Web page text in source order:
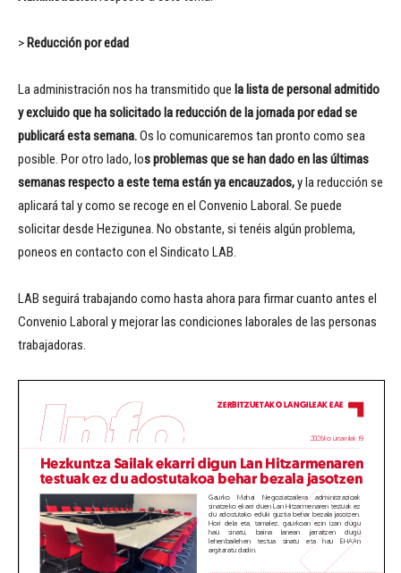
> Reducción por edad
La administración nos ha transmitido que la lista de personal admitido
y excluido que ha solicitado la reducción de la jornada por edad se
publicará esta semana.Os lo comunicaremos tan pronto como sea
posible. Por otro lado, los problemas que se han dado en las últimas
semanas respecto a este tema están ya encauzados,y la reducción se
aplicará tal y como se recoge en el Convenio Laboral. Se puede
solicitar desde Hezigunea. No obstante, si tenéis algún problema,
poneos en contacto con el Sindicato LAB.
LAB seguirá trabajando como hasta ahora para firmar cuanto antes el
Convenio Laboral y mejorar las condiciones laborales de las personas
trabajadoras.